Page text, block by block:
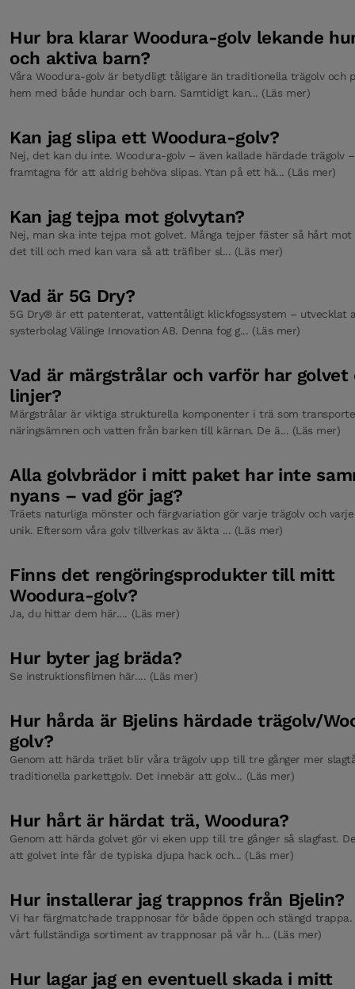
Tröskel falsad Misty White Oak 93 x 930 mm
Tröskel badrum Misty White Ek 93 x 830 mm
Tröskel badrum Misty White Ek 93 x 930 mm
Bjelin Golvunderlägg PO Foam
Golvskyddspapper
Spray Mop
Bjelin Ecoline Wash Care
Hur bra klarar Woodura-golv lekande
och aktiva barn?
Våra Woodura-golv är betydligt tåligare än traditionella trägolv och
hem med både hundar och barn. Samtidigt kan... (Läs mer)
Kan jag slipa ett Woodura-golv?
Nej, det kan du inte. Woodura-golv – även kallade härdade trägolv
framtagna för att aldrig behöva slipas. Ytan på ett hä... (Läs mer)
Kan jag tejpa mot golvytan?
Nej, man ska inte tejpa mot golvet. Många tejper fäster så hårt mot
det till och med kan vara så att träfiber sl... (Läs mer)
Vad är 5G Dry?
5G Dry® är ett patenterat, vattentåligt klickfogssystem – utvecklat
systerbolag Välinge Innovation AB. Denna fog g... (Läs mer)
Vad är märgstrålar och varför har golvet
linjer?
Märgstrålar är viktiga strukturella komponenter i trä som
näringsämnen och vatten från barken till kärnan. De ä... (Läs mer)
Alla golvbrädor i mitt paket har inte
nyans – vad gör jag?
Träets naturliga mönster och färgvariation gör varje trägolv och
unik. Eftersom våra golv tillverkas av äkta ... (Läs mer)
Finns det rengöringsprodukter till mitt
Woodura-golv?
Ja, du hittar dem här.... (Läs mer)
Hur byter jag bräda?
Se instruktionsfilmen här.... (Läs mer)
Hur hårda är Bjelins härdade trägolv/
golv?
Genom att härda träet blir våra trägolv upp till tre gånger mer
traditionella parkettgolv. Det innebär att golv... (Läs mer)
Hur hårt är härdat trä, Woodura?
Genom att härda golvet gör vi eken upp till tre gånger så slagfast.
att golvet inte får de typiska djupa hack och... (Läs mer)
Hur installerar jag trappnos från Bjelin?
Vi har färgmatchade trappnosar för både öppen och stängd
vårt fullständiga sortiment av trappnosar på vår h... (Läs mer)
Hur lagar jag en eventuell skada i mitt